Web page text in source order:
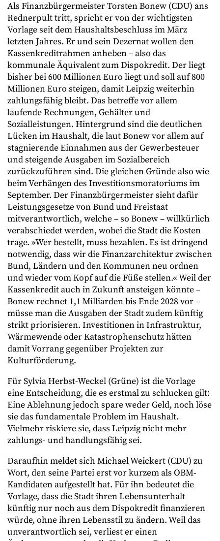
Als Finanzbürgermeister Torsten Bonew (CDU) ans
Rednerpult tritt, spricht er von der wichtigsten
Vorlage seit dem Haushaltsbeschluss im März
letzten Jahres. Er und sein Dezernat wollen den
Kassenkreditrahmen anheben – also das
kommunale Äquivalent zum Dispokredit. Der liegt
bisher bei 600 Millionen Euro liegt und soll auf 800
Millionen Euro steigen, damit Leipzig weiterhin
zahlungsfähig bleibt. Das betreffe vor allem
laufende Rechnungen, Gehälter und
Sozialleistungen. Hintergrund sind die deutlichen
Lücken im Haushalt, die laut Bonew vor allem auf
stagnierende Einnahmen aus der Gewerbesteuer
und steigende Ausgaben im Sozialbereich
zurückzuführen sind. Die gleichen Gründe also wie
beim Verhängen des Investitionsmoratoriums im
September. Der Finanzbürgermeister sieht dafür
Leistungsgesetze von Bund und Freistaat
mitverantwortlich, welche – so Bonew – willkürlich
verabschiedet werden, wobei die Stadt die Kosten
trage. »Wer bestellt, muss bezahlen. Es ist dringend
notwendig, dass wir die Finanzarchitektur zwischen
Bund, Ländern und den Kommunen neu ordnen
und wieder vom Kopf auf die Füße stellen.« Weil der
Kassenkredit auch in Zukunft ansteigen könnte –
Bonew rechnet 1,1 Milliarden bis Ende 2028 vor –
müsse man die Ausgaben der Stadt zudem künftig
strikt priorisieren. Investitionen in Infrastruktur,
Wärmewende oder Katastrophenschutz hätten
damit Vorrang gegenüber Projekten zur
Kulturförderung.
Für Sylvia Herbst-Weckel (Grüne) ist die Vorlage
eine Entscheidung, die es erstmal zu schlucken gilt:
Eine Ablehnung jedoch spare weder Geld, noch löse
sie das fundamentale Problem im Haushalt.
Vielmehr riskiere sie, dass Leipzig nicht mehr
zahlungs- und handlungsfähig sei.
Daraufhin meldet sich Michael Weickert (CDU) zu
Wort, den seine Partei erst vor kurzem als OBM-
Kandidaten aufgestellt hat. Für ihn bedeutet die
Vorlage, dass die Stadt ihren Lebensunterhalt
künftig nur noch aus dem Dispokredit finanzieren
würde, ohne ihren Lebensstil zu ändern. Weil das
unverantwortlich sei, verliest er einen